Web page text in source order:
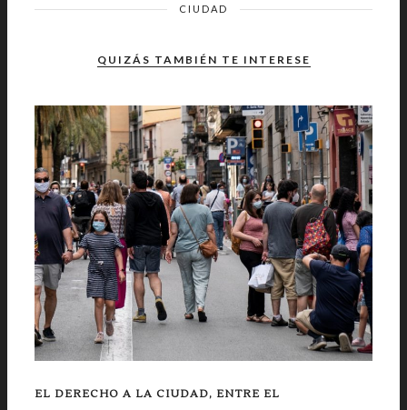
CIUDAD
QUIZÁS TAMBIÉN TE INTERESE
EL DERECHO A LA CIUDAD, ENTRE EL